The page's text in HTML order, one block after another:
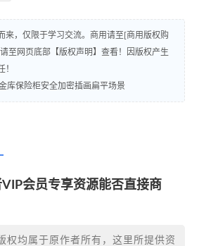
来，仅限于学习交流。商用请至[商用版权购
至网页底部【版权声明】查看！因版权产生
！
库保险柜安全加密插画扁平场景
会员专享资源能否直接商
权均属于原作者所有，这里所提供资